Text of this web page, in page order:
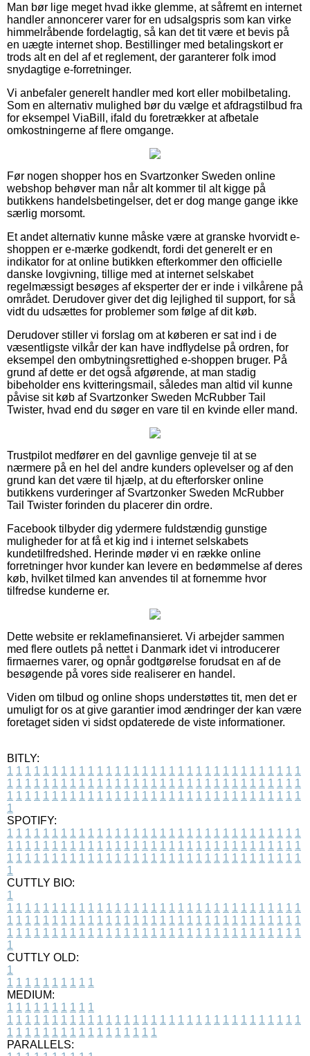
Man bør lige meget hvad ikke glemme, at såfremt en internet
handler annoncerer varer for en udsalgspris som kan virke
himmelråbende fordelagtig, så kan det tit være et bevis på
en uægte internet shop. Bestillinger med betalingskort er
trods alt en del af et reglement, der garanterer folk imod
snydagtige e-forretninger.
Vi anbefaler generelt handler med kort eller mobilbetaling.
Som en alternativ mulighed bør du vælge et afdragstilbud fra
for eksempel ViaBill, ifald du foretrækker at afbetale
omkostningerne af flere omgange.
Før nogen shopper hos en Svartzonker Sweden online
webshop behøver man når alt kommer til alt kigge på
butikkens handelsbetingelser, det er dog mange gange ikke
særlig morsomt.
Et andet alternativ kunne måske være at granske hvorvidt e-
shoppen er e-mærke godkendt, fordi det generelt er en
indikator for at online butikken efterkommer den officielle
danske lovgivning, tillige med at internet selskabet
regelmæssigt besøges af eksperter der er inde i vilkårene på
området. Derudover giver det dig lejlighed til support, for så
vidt du udsættes for problemer som følge af dit køb.
Derudover stiller vi forslag om at køberen er sat ind i de
væsentligste vilkår der kan have indflydelse på ordren, for
eksempel den ombytningsrettighed e-shoppen bruger. På
grund af dette er det også afgørende, at man stadig
bibeholder ens kvitteringsmail, således man altid vil kunne
påvise sit køb af Svartzonker Sweden McRubber Tail
Twister, hvad end du søger en vare til en kvinde eller mand.
Trustpilot medfører en del gavnlige genveje til at se
nærmere på en hel del andre kunders oplevelser og af den
grund kan det være til hjælp, at du efterforsker online
butikkens vurderinger af Svartzonker Sweden McRubber
Tail Twister forinden du placerer din ordre.
Facebook tilbyder dig ydermere fuldstændig gunstige
muligheder for at få et kig ind i internet selskabets
kundetilfredshed. Herinde møder vi en række online
forretninger hvor kunder kan levere en bedømmelse af deres
køb, hvilket tilmed kan anvendes til at fornemme hvor
tilfredse kunderne er.
Dette website er reklamefinansieret. Vi arbejder sammen
med flere outlets på nettet i Danmark idet vi introducerer
firmaernes varer, og opnår godtgørelse forudsat en af de
besøgende på vores side realiserer en handel.
Viden om tilbud og online shops understøttes tit, men det er
umuligt for os at give garantier imod ændringer der kan være
foretaget siden vi sidst opdaterede de viste informationer.
BITLY:
1 1 1 1 1 1 1 1 1 1 1 1 1 1 1 1 1 1 1 1 1 1 1 1 1 1 1 1 1 1 1 1 1
1 1 1 1 1 1 1 1 1 1 1 1 1 1 1 1 1 1 1 1 1 1 1 1 1 1 1 1 1 1 1 1 1
1 1 1 1 1 1 1 1 1 1 1 1 1 1 1 1 1 1 1 1 1 1 1 1 1 1 1 1 1 1 1 1 1
1
SPOTIFY:
1 1 1 1 1 1 1 1 1 1 1 1 1 1 1 1 1 1 1 1 1 1 1 1 1 1 1 1 1 1 1 1 1
1 1 1 1 1 1 1 1 1 1 1 1 1 1 1 1 1 1 1 1 1 1 1 1 1 1 1 1 1 1 1 1 1
1 1 1 1 1 1 1 1 1 1 1 1 1 1 1 1 1 1 1 1 1 1 1 1 1 1 1 1 1 1 1 1 1
1
CUTTLY BIO:
1
1 1 1 1 1 1 1 1 1 1 1 1 1 1 1 1 1 1 1 1 1 1 1 1 1 1 1 1 1 1 1 1 1
1 1 1 1 1 1 1 1 1 1 1 1 1 1 1 1 1 1 1 1 1 1 1 1 1 1 1 1 1 1 1 1 1
1 1 1 1 1 1 1 1 1 1 1 1 1 1 1 1 1 1 1 1 1 1 1 1 1 1 1 1 1 1 1 1 1
1
CUTTLY OLD:
1
1 1 1 1 1 1 1 1 1 1
MEDIUM:
1 1 1 1 1 1 1 1 1 1
1 1 1 1 1 1 1 1 1 1 1 1 1 1 1 1 1 1 1 1 1 1 1 1 1 1 1 1 1 1 1 1 1
1 1 1 1 1 1 1 1 1 1 1 1 1 1 1 1 1
PARALLELS: